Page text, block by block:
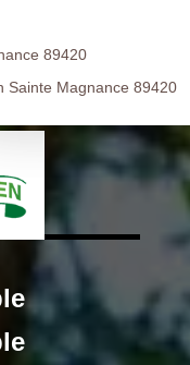
89420
Sainte Magnance 89420